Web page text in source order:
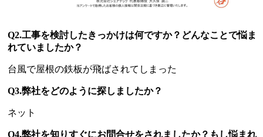
Q2.工事を検討したきっかけは何ですか？どんなことで悩ま
れていましたか？
台風で屋根の鉄板が飛ばされてしまった
Q3.弊社をどのように探しましたか？
ネット
Q4.弊社を知りすぐにお問合せをされましたか？もし悩まれ